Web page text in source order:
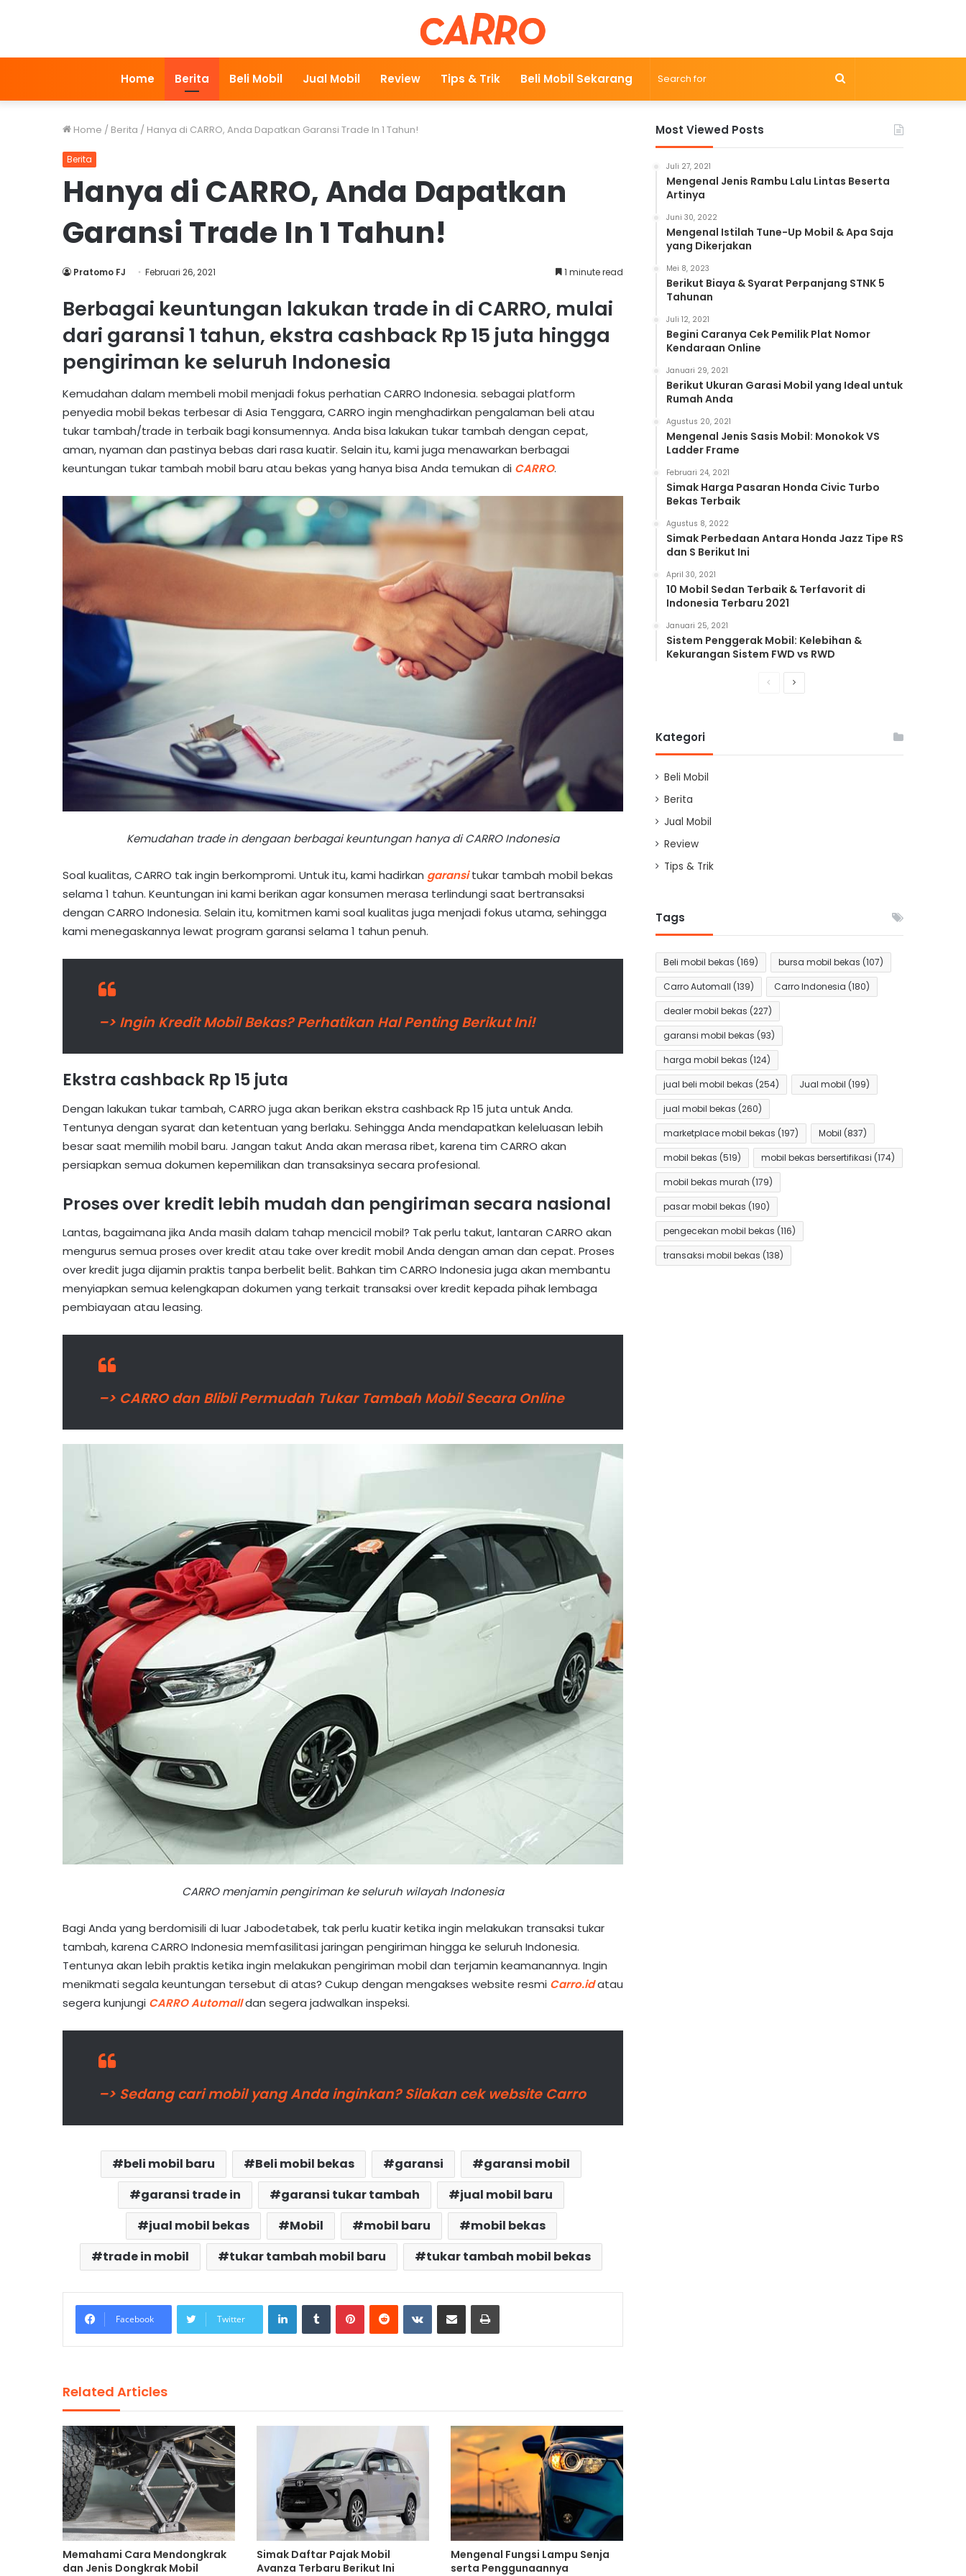
Home Berita Beli Mobil Jual Mobil Review Tips & Trik Beli Mobil Sekarang Search
Home / Berita / Hanya di CARRO, Anda Dapatkan Garansi Trade In 1 Tahun!
Berita
Hanya di CARRO, Anda Dapatkan
Garansi Trade In 1 Tahun!
Pratomo FJ Februari 26, 2021 1 minute read
Berbagai keuntungan lakukan trade in di CARRO, mulai
dari garansi 1 tahun, ekstra cashback Rp 15 juta hingga
pengiriman ke seluruh Indonesia
Kemudahan dalam membeli mobil menjadi fokus perhatian CARRO Indonesia. sebagai platform
penyedia mobil bekas terbesar di Asia Tenggara, CARRO ingin menghadirkan pengalaman beli atau
tukar tambah/trade in terbaik bagi konsumennya. Anda bisa lakukan tukar tambah dengan cepat,
aman, nyaman dan pastinya bebas dari rasa kuatir. Selain itu, kami juga menawarkan berbagai
keuntungan tukar tambah mobil baru atau bekas yang hanya bisa Anda temukan di CARRO.
Kemudahan trade in dengaan berbagai keuntungan hanya di CARRO Indonesia
Soal kualitas, CARRO tak ingin berkompromi. Untuk itu, kami hadirkan garansitukar tambah mobil bekas
selama 1 tahun. Keuntungan ini kami berikan agar konsumen merasa terlindungi saat bertransaksi
dengan CARRO Indonesia. Selain itu, komitmen kami soal kualitas juga menjadi fokus utama, sehingga
kami menegaskannya lewat program garansi selama 1 tahun penuh.
–> Ingin Kredit Mobil Bekas? Perhatikan Hal Penting Berikut Ini!
Ekstra cashback Rp 15 juta
Dengan lakukan tukar tambah, CARRO juga akan berikan ekstra cashback Rp 15 juta untuk Anda.
Tentunya dengan syarat dan ketentuan yang berlaku. Sehingga Anda mendapatkan keleluasan lebih
besar saat memilih mobil baru. Jangan takut Anda akan merasa ribet, karena tim CARRO akan
persiapkan semua dokumen kepemilikan dan transaksinya secara profesional.
Proses over kredit lebih mudah dan pengiriman secara nasional
Lantas, bagaimana jika Anda masih dalam tahap mencicil mobil? Tak perlu takut, lantaran CARRO akan
mengurus semua proses over kredit atau take over kredit mobil Anda dengan aman dan cepat. Proses
over kredit juga dijamin praktis tanpa berbelit belit. Bahkan tim CARRO Indonesia juga akan membantu
menyiapkan semua kelengkapan dokumen yang terkait transaksi over kredit kepada pihak lembaga
pembiayaan atau leasing.
–> CARRO dan Blibli Permudah Tukar Tambah Mobil Secara Online
CARRO menjamin pengiriman ke seluruh wilayah Indonesia
Bagi Anda yang berdomisili di luar Jabodetabek, tak perlu kuatir ketika ingin melakukan transaksi tukar
tambah, karena CARRO Indonesia memfasilitasi jaringan pengiriman hingga ke seluruh Indonesia.
Tentunya akan lebih praktis ketika ingin melakukan pengiriman mobil dan terjamin keamanannya. Ingin
menikmati segala keuntungan tersebut di atas? Cukup dengan mengakses website resmi Carro.idatau
segera kunjungi CARRO Automalldan segera jadwalkan inspeksi.
–> Sedang cari mobil yang Anda inginkan? Silakan cek website Carro
beli mobil baru Beli mobil bekas garansi
garansi mobil
garansi trade in
garansi tukar tambah
jual mobil baru
jual mobil bekas
Mobil mobil baru
mobil bekas
trade in mobil
tukar tambah mobil baru tukar tambah mobil bekas
Facebook Twitter
LinkedInTumblrPinterestReddit VKontakte
Share via Email Print
Related Articles
Memahami Cara Mendongkrak
dan Jenis Dongkrak Mobil
Simak Daftar Pajak Mobil
Avanza Terbaru Berikut Ini
Mengenal Fungsi Lampu Senja
serta Penggunaannya
Most Viewed Posts
Juli 27, 2021
Mengenal Jenis Rambu Lalu Lintas Beserta
Artinya
Juni 30, 2022
Mengenal Istilah Tune-Up Mobil & Apa Saja
yang Dikerjakan
Mei 8, 2023
Berikut Biaya & Syarat Perpanjang STNK 5
Tahunan
Juli 12, 2021
Begini Caranya Cek Pemilik Plat Nomor
Kendaraan Online
Januari 29, 2021
Berikut Ukuran Garasi Mobil yang Ideal untuk
Rumah Anda
Agustus 20, 2021
Mengenal Jenis Sasis Mobil: Monokok VS
Ladder Frame
Februari 24, 2021
Simak Harga Pasaran Honda Civic Turbo
Bekas Terbaik
Agustus 8, 2022
Simak Perbedaan Antara Honda Jazz Tipe RS
dan S Berikut Ini
April 30, 2021
10 Mobil Sedan Terbaik & Terfavorit di
Indonesia Terbaru 2021
Januari 25, 2021
Sistem Penggerak Mobil: Kelebihan &
Kekurangan Sistem FWD vs RWD
PreviousNext
Kategori
Beli Mobil
Berita
Jual Mobil
Review
Tips & Trik
Tags
Beli mobil bekas (169) bursa mobil bekas (107)
Carro Automall (139) Carro Indonesia (180)
dealer mobil bekas (227)
garansi mobil bekas (93)
harga mobil bekas (124)
jual beli mobil bekas (254) Jual mobil (199)
jual mobil bekas (260)
marketplace mobil bekas (197) Mobil (837)
mobil bekas (519) mobil bekas bersertifikasi (174)
mobil bekas murah (179)
pasar mobil bekas (190)
pengecekan mobil bekas (116)
transaksi mobil bekas (138)